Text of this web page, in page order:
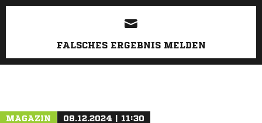
ANZEIGE
FALSCHES ERGEBNIS MELDEN
MAGAZIN 08.12.2024 | 11:30